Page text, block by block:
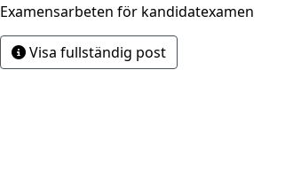
Examensarbeten för kandidatexamen
Visa fullständig post